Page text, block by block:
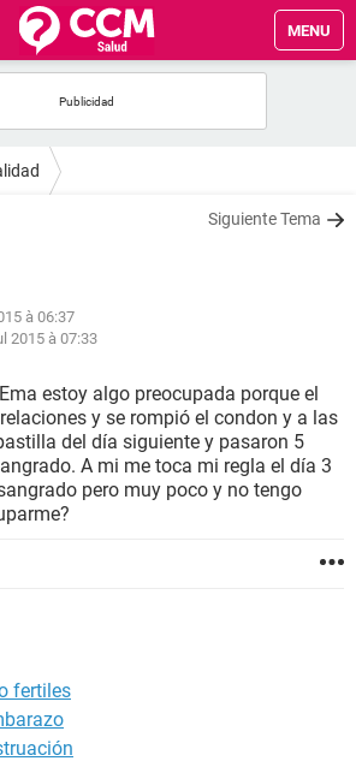
MENU
Siguiente Tema
à 06:37
2015 à 07:33
estoy algo preocupada porque el
y se rompió el condon y a las
del día siguiente y pasaron 5
A mi me toca mi regla el día 3
pero muy poco y no tengo
fertiles